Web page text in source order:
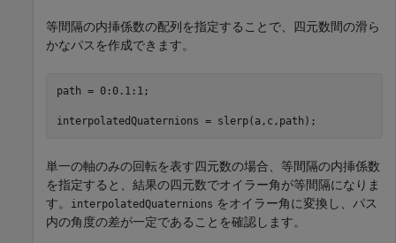
等間隔の内挿係数の配列を指定することで、四元数間の滑ら
かなパスを作成できます。
path = 0:0.1:1;
interpolatedQuaternions = slerp(a,c,path);
単一の軸のみの回転を表す四元数の場合、等間隔の内挿係数
を指定すると、結果の四元数でオイラー角が等間隔になりま
す。
interpolatedQuaternions をオイラー角に変換し、パス
内の角度の差が一定であることを確認します。